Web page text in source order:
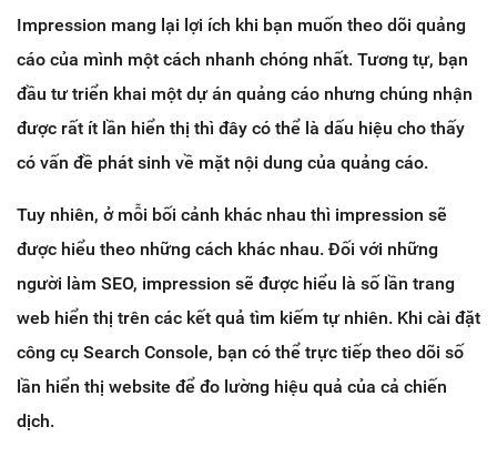
Impression mang lại lợi ích khi bạn muốn theo dõi quảng
cáo của mình một cách nhanh chóng nhất. Tương tự, bạn
đầu tư triển khai một dự án quảng cáo nhưng chúng nhận
được rất ít lần hiển thị thì đây có thể là dấu hiệu cho thấy
có vấn đề phát sinh về mặt nội dung của quảng cáo.
Tuy nhiên, ở mỗi bối cảnh khác nhau thì impression sẽ
được hiểu theo những cách khác nhau. Đối với những
người làm SEO, impression sẽ được hiểu là số lần trang
web hiển thị trên các kết quả tìm kiếm tự nhiên. Khi cài đặt
công cụ Search Console, bạn có thể trực tiếp theo dõi số
lần hiển thị website để đo lường hiệu quả của cả chiến
dịch.